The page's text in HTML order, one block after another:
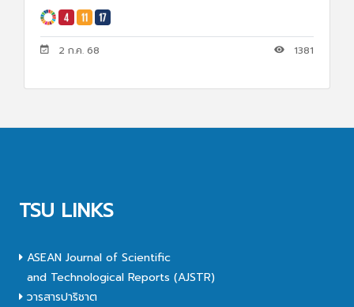
2 ก.ค. 68 1381
TSU LINKS
ASEAN Journal of Scientific
and Technological Reports (AJSTR)
วารสารปาริชาต